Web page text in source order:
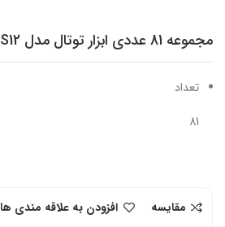
مجموعه 81 عددی ابزار توتال مدل S12
تعداد
81
مقایسه
افزودن به علاقه مندی ها